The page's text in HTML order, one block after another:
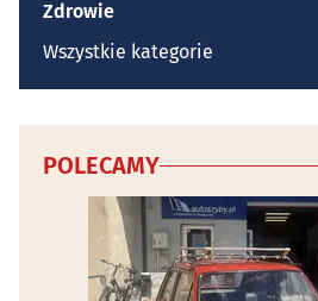
Zdrowie
Wszystkie kategorie
POLECAMY